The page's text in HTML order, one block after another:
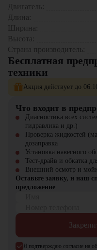
Где применяется
Складские помещения и
Производственные
Строительные площадки
Торгово-складские
Коммунальные и
Почему стоит выбрать
TCM FD30C3Z?
3000 кг
Экономичный и надежный
Повышенный комфорт и
Универсальность
условиях
Простота обслуживания и
Купить дизельный
компании "ЦТО"
У нас вы найдете:
погрузчиков, малой
запчасти для
консультации по выбору
Двигатель:
Длина:
Ширина:
Высота:
Страна производитель:
Бесплатная
техники
Акция действует до
Что входит в
Диагностика всех
гидравлика и др.)
Проверка жидкостей
дозаправка
Установка навесного
Тест-драйв и обкатка
Внешний осмотр и
Оставьте заявку, и наш
предложение
Я подтверждаю согласие на